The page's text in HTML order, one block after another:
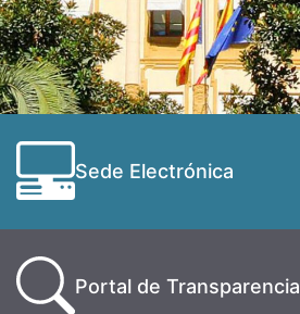
Sede Electrónica
Portal de Transparencia